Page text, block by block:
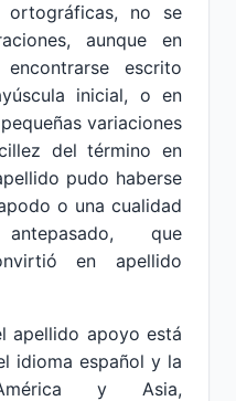
ortográficas, no se
aunque en
escrito
inicial, o en
variaciones
del término en
pudo haberse
o una cualidad
que
en apellido
apellido apoyo está
idioma español y la
y Asia,